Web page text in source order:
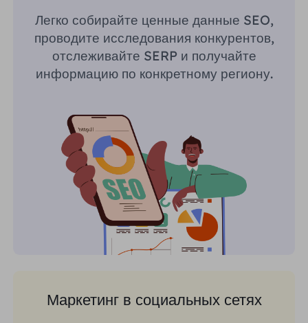
Легко собирайте ценные данные SEO,
проводите исследования конкурентов,
отслеживайте SERP и получайте
информацию по конкретному региону.
Маркетинг в социальных сетях